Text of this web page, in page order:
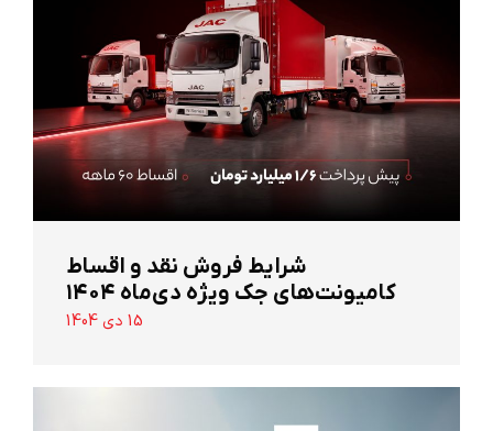
شرایط فروش نقد و اقساط
کامیونت‌های جک ویژه دی‌ماه ۱۴۰۴
15 دی 1404